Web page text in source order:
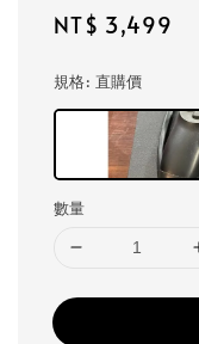
Regular
NT$ 3,499
規格: 直購價
數量